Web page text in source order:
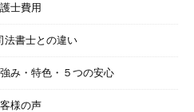
士費用
法書士との違い
み・特色・５つの安心
様の声